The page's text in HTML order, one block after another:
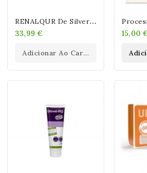
R
ENALQUR De Silverwoof
33,99 €
Adicionar Ao Carrinho
15,00